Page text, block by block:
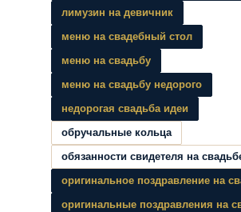
лимузин на девичник
меню на свадебный стол
меню на свадьбу
меню на свадьбу недорого
недорогая свадьба идеи
обручальные кольца
обязанности свидетеля на
оригинальное поздравление на
оригинальные поздравления на